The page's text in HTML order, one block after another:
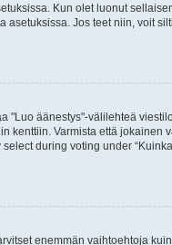
Kun olet luonut
Jos teet niin, voit
"Luo äänestys"-välilehteä
Varmista että
during voting under
enemmän vaihtoehtoja